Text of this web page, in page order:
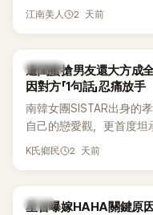
行動。不過，A並未停止
的錄音內容，而A也首度
像團體的「站姐」，事件持
江南美人 2 天前
K-POP
遭閨蜜搶男友還大方成
因對方「1句話」忍痛放手
南韓女團SISTAR出身的
自己的戀愛觀，更首度坦
表示，當時選擇瀟灑放手
K氏鄉民 2 天前
韓星
星首曝嫁HAHA關鍵原